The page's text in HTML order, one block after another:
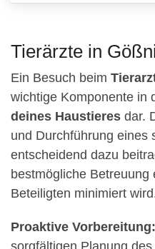
Tierärzte in
Ein Besuch beim
wichtige Komponente in
deines Haustieres dar.
und Durchführung eines
entscheidend dazu
bestmögliche
Beteiligten minimiert
Proaktive Vorbereitung:
sorgfältigen Planung